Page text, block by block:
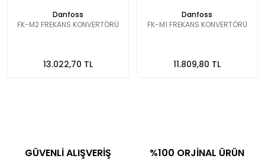
Danfoss
FK-M2 FREKANS KONVERTÖRÜ
13.022,70 TL
Danfoss
FK-M1 FREKANS KONVERTÖRÜ
11.809,80 TL
GÜVENLİ ALIŞVERİŞ %100 ORJİNAL ÜRÜN